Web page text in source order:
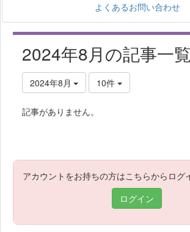
よくあるお問い合わせ
2024年8月の記事一覧
2024年8月 10件
記事がありません。
アカウントをお持ちの方はこちらからログ
ログイン